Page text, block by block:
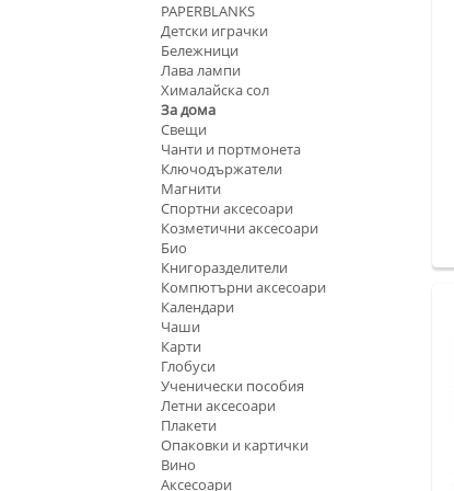
PAPERBLANKS
Детски играчки
Бележници
Лава лампи
Хималайска сол
За дома
Свещи
Чанти и портмонета
Ключодържатели
Магнити
Спортни аксесоари
Козметични аксесоари
Био
Книгоразделители
Компютърни аксесоари
Календари
Чаши
Карти
Глобуси
Ученически пособия
Летни аксесоари
Плакети
Опаковки и картички
Вино
Аксесоари